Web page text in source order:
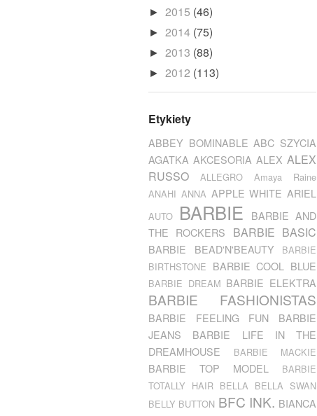
► 2015 (46)
► 2014 (75)
► 2013 (88)
► 2012 (113)
Etykiety
ABBEY BOMINABLE ABC SZYCIA
AGATKA AKCESORIA ALEX ALEX
RUSSO
ALLEGRO
Amaya Raine
ANAHI ANNA APPLE WHITE ARIEL
AUTO BARBIE
BARBIE AND
THE ROCKERS
BARBIE BASIC
BARBIE BEAD'N'BEAUTY
BARBIE
BIRTHSTONE BARBIE COOL BLUE
BARBIE DREAM BARBIE ELEKTRA
BARBIE FASHIONISTAS
BARBIE FEELING FUN
BARBIE
JEANS
BARBIE LIFE IN THE
DREAMHOUSE
BARBIE MACKIE
BARBIE TOP MODEL
BARBIE
TOTALLY HAIR BELLA BELLA SWAN
BELLY BUTTON BFC INK. BIANCA